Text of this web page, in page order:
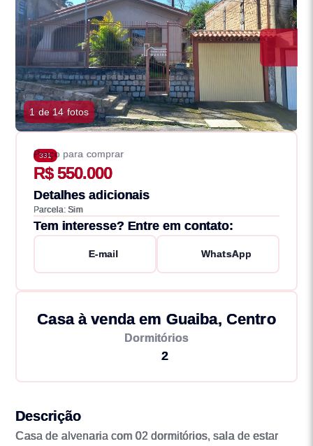
1 de 14 fotos
331
Preço para comprar
R$ 550.000
Detalhes adicionais
Parcela: Sim
Tem interesse? Entre em contato:
E-mail WhatsApp
Casa à venda em Guaiba, Centro
Dormitórios
2
Descrição
Casa de alvenaria com 02 dormitórios, sala de estar